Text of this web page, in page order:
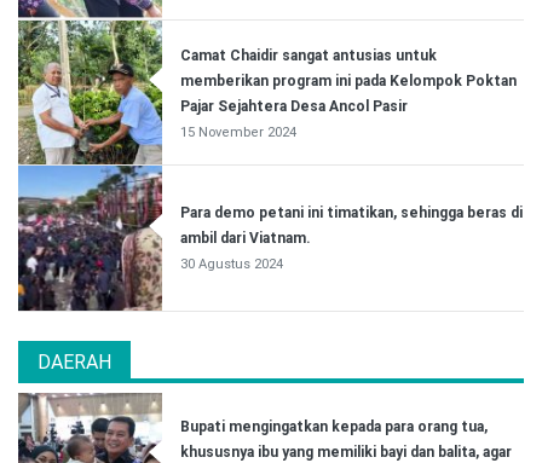
Camat Chaidir sangat antusias untuk
memberikan program ini pada Kelompok Poktan
Pajar Sejahtera Desa Ancol Pasir
15 November 2024
Para demo petani ini timatikan, sehingga beras di
ambil dari Viatnam.
30 Agustus 2024
DAERAH
Bupati mengingatkan kepada para orang tua,
khususnya ibu yang memiliki bayi dan balita, agar